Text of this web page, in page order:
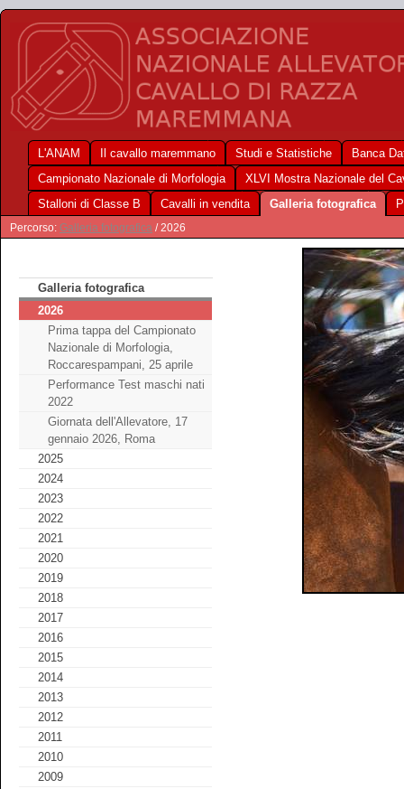
L'ANAM Il cavallo maremmano Studi e Statistiche
Banca
Campionato Nazionale di Morfologia
XLVI Mostra Nazionale del
Stalloni di Classe B
Cavalli in vendita Galleria fotografica
Percorso: Galleria fotografica / 2026
Galleria fotografica
2026
Prima tappa del Campionato
Nazionale di Morfologia,
Roccarespampani, 25 aprile
Performance Test maschi nati
2022
Giornata dell'Allevatore, 17
gennaio 2026, Roma
2025
2024
2023
2022
2021
2020
2019
2018
2017
2016
2015
2014
2013
2012
2011
2010
2009